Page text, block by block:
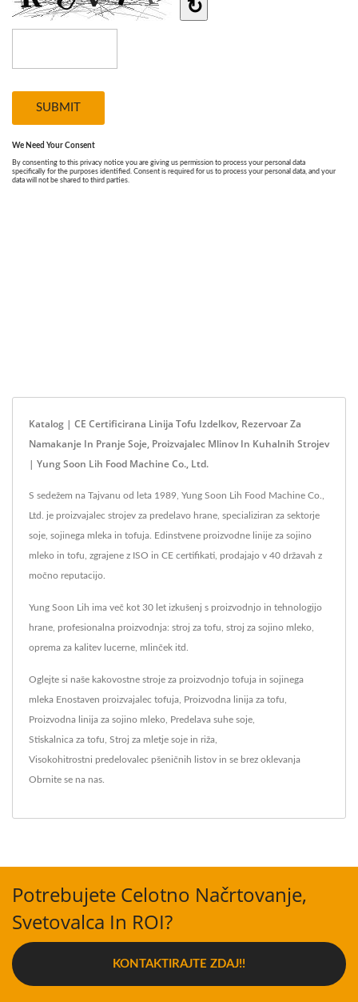
Katalog | CE Certificirana Linija Tofu Izdelkov, Rezervoar Za
Namakanje In Pranje Soje, Proizvajalec Mlinov In Kuhalnih Strojev
| Yung Soon Lih Food Machine Co., Ltd.
S sedežem na Tajvanu od leta 1989, Yung Soon Lih Food Machine Co.,
Ltd. je proizvajalec strojev za predelavo hrane, specializiran za sektorje
soje, sojinega mleka in tofuja. Edinstvene proizvodne linije za sojino
mleko in tofu, zgrajene z ISO in CE certifikati, prodajajo v 40 državah z
močno reputacijo.
Yung Soon Lih ima več kot 30 let izkušenj s proizvodnjo in tehnologijo
hrane, profesionalna proizvodnja: stroj za tofu, stroj za sojino mleko,
oprema za kalitev lucerne, mlinček itd.
Oglejte si naše kakovostne stroje za proizvodnjo tofuja in sojinega
mleka Enostaven proizvajalec tofuja Proizvodna linija za tofu
Proizvodna linija za sojino mleko Predelava suhe soje
Stiskalnica za tofu Stroj za mletje soje in riža
Visokohitrostni predelovalec pšeničnih listov in se brez oklevanja
Obrnite se na nas
Potrebujete Celotno Načrtovanje,
Svetovalca In ROI?
KONTAKTIRAJTE ZDAJ!!